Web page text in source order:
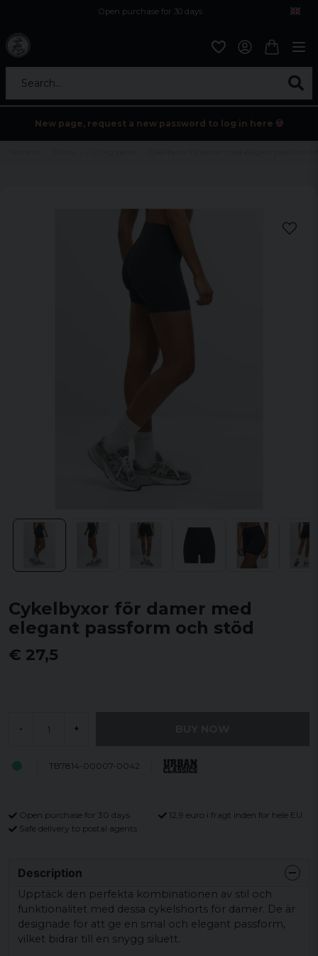
Open purchase for 30 days
Search...
New page, request a new password to log in here 💀
Cykelbyxor för damer med
elegant passform och stöd
€ 27,5
- +
TB7814-00007-0042
Open purchase for 30 days
12,9 euro i fragt inden for hele EU
Safe delivery to postal agents
Description
Upptäck den perfekta kombinationen av stil och
funktionalitet med dessa cykelshorts för damer. De är
designade för att ge en smal och elegant passform,
vilket bidrar till en snygg siluett.